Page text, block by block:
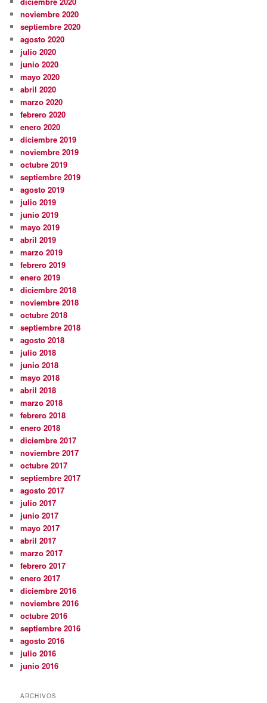
noviembre 2020
septiembre 2020
agosto 2020
julio 2020
junio 2020
mayo 2020
abril 2020
marzo 2020
febrero 2020
enero 2020
diciembre 2019
noviembre 2019
octubre 2019
septiembre 2019
agosto 2019
julio 2019
junio 2019
mayo 2019
abril 2019
marzo 2019
febrero 2019
enero 2019
diciembre 2018
noviembre 2018
octubre 2018
septiembre 2018
agosto 2018
julio 2018
junio 2018
mayo 2018
abril 2018
marzo 2018
febrero 2018
enero 2018
diciembre 2017
noviembre 2017
octubre 2017
septiembre 2017
agosto 2017
julio 2017
junio 2017
mayo 2017
abril 2017
marzo 2017
febrero 2017
enero 2017
diciembre 2016
noviembre 2016
octubre 2016
septiembre 2016
agosto 2016
julio 2016
junio 2016
ARCHIVOS